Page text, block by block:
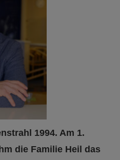
1994. Am 1.
die Familie Heil das